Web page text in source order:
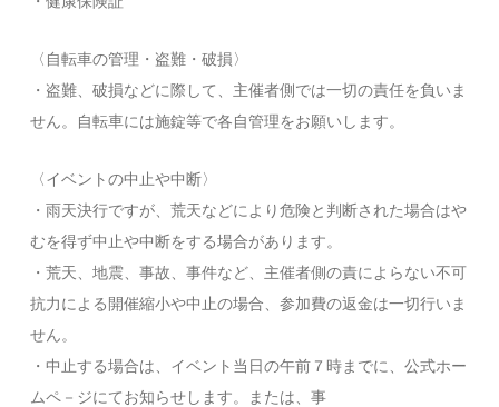
〈自転車の管理・盗難・破損〉
・盗難、破損などに際して、主催者側では一切の責任を負いま
せん。自転車には施錠等で各自管理をお願いします。
〈イベントの中止や中断〉
・雨天決行ですが、荒天などにより危険と判断された場合はや
むを得ず中止や中断をする場合があります。
・荒天、地震、事故、事件など、主催者側の責によらない不可
抗力による開催縮小や中止の場合、参加費の返金は一切行いま
せん。
・中止する場合は、イベント当日の午前７時までに、公式ホー
ムペ－ジにてお知らせします。または、事